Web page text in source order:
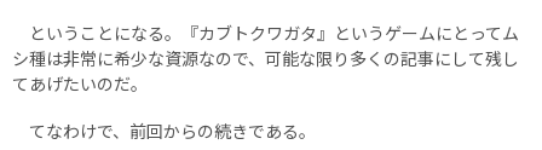
ということになる。『カブトクワガタ』というゲームにとってム
シ種は非常に希少な資源なので、可能な限り多くの記事にして残し
てあげたいのだ。
てなわけで、前回からの続きである。